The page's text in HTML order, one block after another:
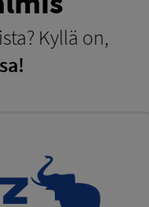
Kyllä on,